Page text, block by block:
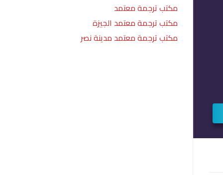
مكتب ترجمة معتمد
مكتب ترجمة معتمد الجيزة
مكتب ترجمة معتمد مدينة نصر